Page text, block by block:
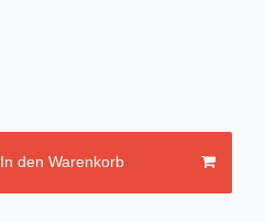
In den Warenkorb